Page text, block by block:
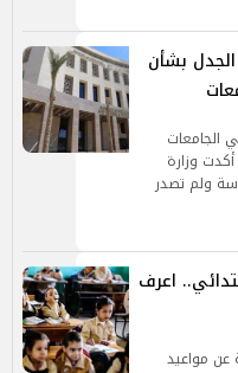
بشأن
الجامعات
أكدت وزارة
ولم تصدر
امتحانات الترم الأول 2025 ابتدائي.. اعرف
عن مواعيد